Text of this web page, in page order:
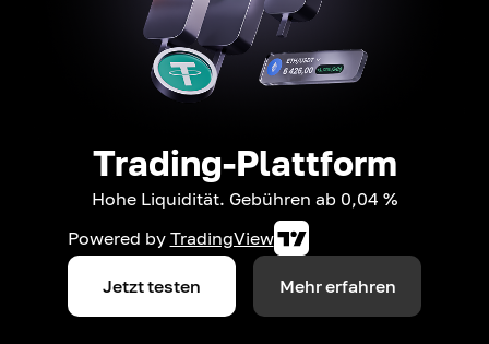
Trading-Plattform
Hohe Liquidität. Gebühren ab 0,04 %
Powered by TradingView
Jetzt testen Mehr erfahren